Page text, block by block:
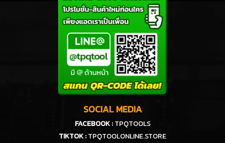
SOCIAL MEDIA
FACEBOOK : TPQTOOLS
TIKTOK :TPQTOOLONLINE.STORE